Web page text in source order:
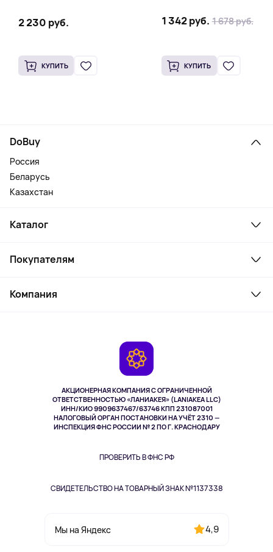
2 230 руб.
КУПИТЬ
1 342 руб. 1 678 руб.
КУПИТЬ
АКЦИОНЕРНАЯ КОМПАНИЯ С ОГРАНИЧЕННОЙ
ОТВЕТСТВЕННОСТЬЮ «ЛАНИАКЕЯ» (LANIAKEA LLC)
ИНН/КИО 9909637467/63746 КПП 231087001
НАЛОГОВЫЙ ОРГАН ПОСТАНОВКИ НА УЧЁТ 2310 —
ИНСПЕКЦИЯ ФНС РОССИИ № 2 ПО Г. КРАСНОДАРУ
ПРОВЕРИТЬ В ФНС РФ
СВИДЕТЕЛЬСТВО НА ТОВАРНЫЙ ЗНАК №1137338
Мы на Яндекс 4,9
DoBuy
Россия
Беларусь
Казахстан
Каталог
Ноутбуки, мониторы, VR
Косметика и уход
Здоровье питомцев
Одежда и аксессуары
Покупателям
Как заказать
Компания